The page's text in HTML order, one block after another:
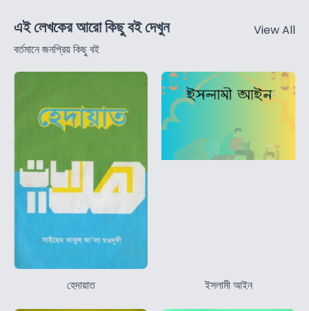
এই লেখকের আরো কিছু বই দেখুন
বর্তমানে জনপ্রিয় কিছু বই
View All
হেদায়াত ইসলামী আইন